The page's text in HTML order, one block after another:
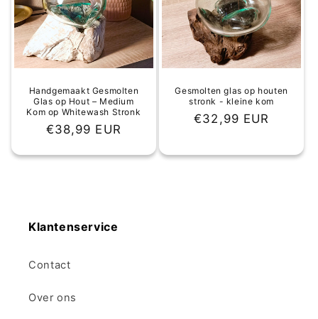
Handgemaakt Gesmolten
Glas op Hout – Medium
Kom op Whitewash Stronk
Normale
€38,99 EUR
Gesmolten glas op houten
stronk - kleine kom
Normale
€32,99 EUR
Klantenservice
Contact
Over ons